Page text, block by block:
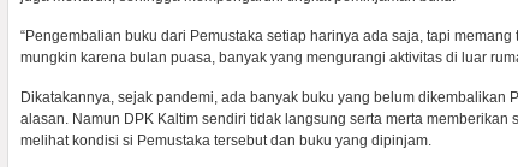
“Pengembalian buku dari Pemustaka setiap harinya ada saja, tapi
mungkin karena bulan puasa, banyak yang mengurangi aktivitas di luar
Dikatakannya, sejak pandemi, ada banyak buku yang belum dikembalikan
alasan. Namun DPK Kaltim sendiri tidak langsung serta merta memberikan
melihat kondisi si Pemustaka tersebut dan buku yang dipinjam.